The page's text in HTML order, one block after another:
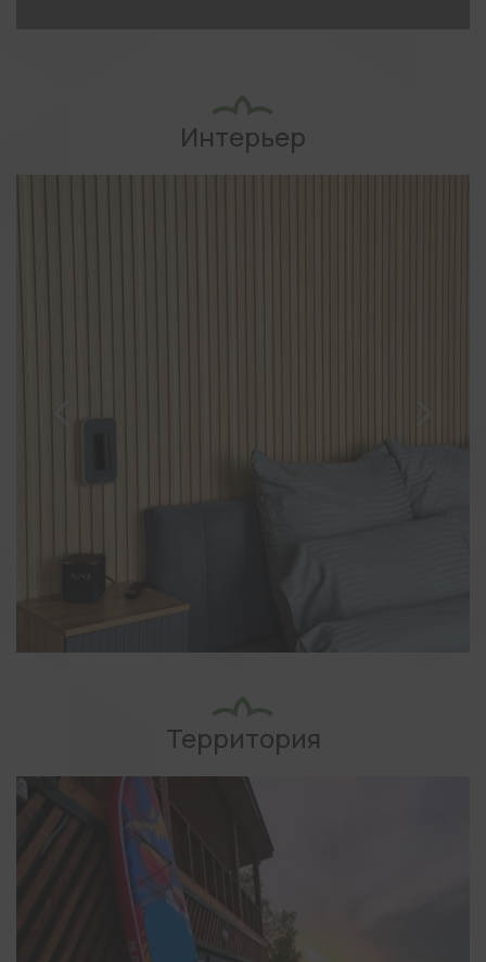
Интерьер
Территория